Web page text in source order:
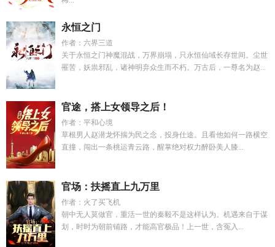
永恒之门
作者：六界三道
关于永恒之门神魔混战，万界崩塌，只永恒仙域长存世间。尘世
罹苦，妖祟邪乱，诸神明弃众生而不朽。万古后，一尊名为赵...
官途，搭上女领导之后！
作者：平和心境
草根男人赵潜龙怀揣为民之念，投身仕途。且看他如何一路横空
直撞，闯出一条桃运青云路，醒掌绝对权力醉卧美人膝...
官场：扶摇直上九万里
作者：火了买飞机
朝中无人莫做官，重活一世的秦毅不是这样认为。机遇来自于谋
划，时时为朝前铺路，才能高官极品！上一世，含冤入...